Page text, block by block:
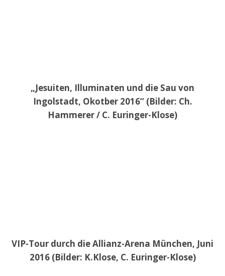
„Jesuiten, Illuminaten und die Sau von
Ingolstadt, Okotber 2016“ (Bilder: Ch.
Hammerer / C. Euringer-Klose)
VIP-Tour durch die Allianz-Arena München, Juni
2016 (Bilder: K.Klose, C. Euringer-Klose)